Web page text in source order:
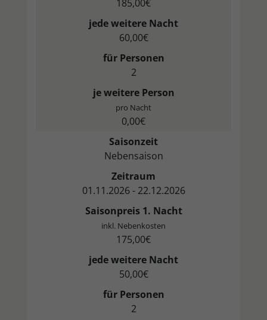
185,00€
jede weitere Nacht
60,00€
für Personen
2
je weitere Person
pro Nacht
0,00€
Saisonzeit
Nebensaison
Zeitraum
01.11.2026 - 22.12.2026
Saisonpreis 1. Nacht
inkl. Nebenkosten
175,00€
jede weitere Nacht
50,00€
für Personen
2